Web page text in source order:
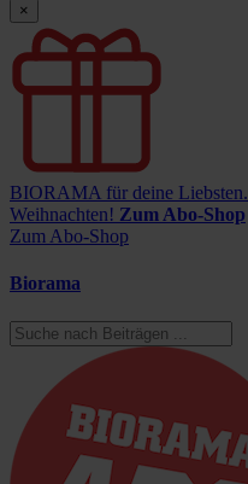
×
BIORAMA für deine Liebsten.
Weihnachten! Zum Abo-Shop
Zum Abo-Shop
Biorama